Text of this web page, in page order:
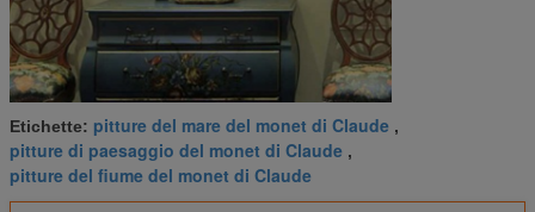
Etichette: pitture del mare del monet di Claude ,
pitture di paesaggio del monet di Claude ,
pitture del fiume del monet di Claude